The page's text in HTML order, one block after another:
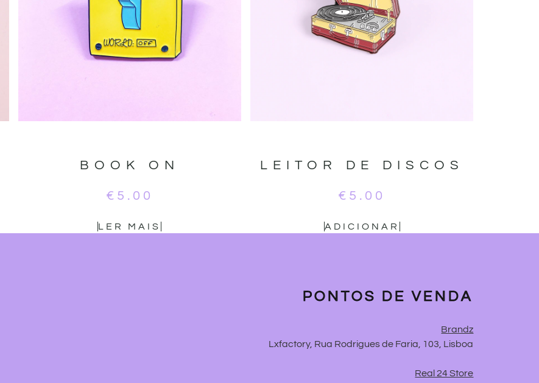
BOOK ON
€ 5.00
LER MAIS
LEITOR DE DISCOS
€ 5.00
ADICIONAR
PONTOS DE VENDA
Brandz
Lxfactory, Rua Rodrigues de Faria, 103, Lisboa
Real 24 Store